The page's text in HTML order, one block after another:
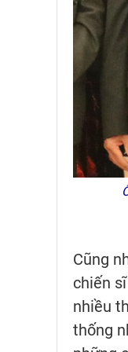
Cũng
chiến
nhiều
thống